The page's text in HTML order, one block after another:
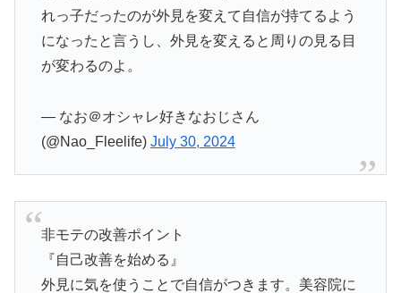
れっ子だったのが外見を変えて自信が持てるよう
になったと言うし、外見を変えると周りの見る目
が変わるのよ。
— なお＠オシャレ好きなおじさん
(@Nao_Fleelife) July 30, 2024
非モテの改善ポイント
『自己改善を始める』
外見に気を使うことで自信がつきます。美容院に